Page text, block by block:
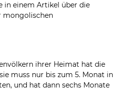
in einem Artikel über die
mongolischen
ihrer Heimat hat die
muss nur bis zum 5. Monat in
und hat dann sechs Monate